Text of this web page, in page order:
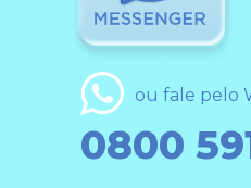
ou fale pelo
0800